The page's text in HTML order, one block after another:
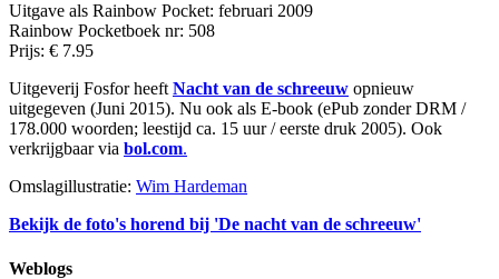
Uitgave als Rainbow Pocket: februari 2009
Rainbow Pocketboek nr: 508
Prijs: € 7.95
Uitgeverij Fosfor heeft Nacht van de schreeuw opnieuw
uitgegeven (Juni 2015). Nu ook als E-book (ePub zonder DRM /
178.000 woorden; leestijd ca. 15 uur / eerste druk 2005). Ook
verkrijgbaar via bol.com.
Omslagillustratie: Wim Hardeman
Bekijk de foto's horend bij 'De nacht van de schreeuw'
Weblogs